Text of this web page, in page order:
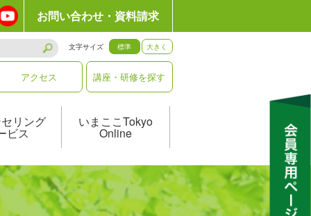
お問い合わせ・資料請求
文字サイズ 標準 大きく
アクセス 講座・研修を探す
リング
ビス
いまここTokyo
Online